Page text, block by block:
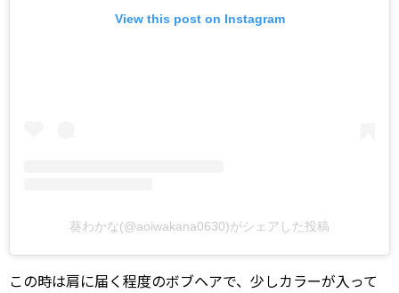
View this post on Instagram
葵わかな(@aoiwakana0630)がシェアした投稿
この時は肩に届く程度のボブヘアで、少しカラーが入って